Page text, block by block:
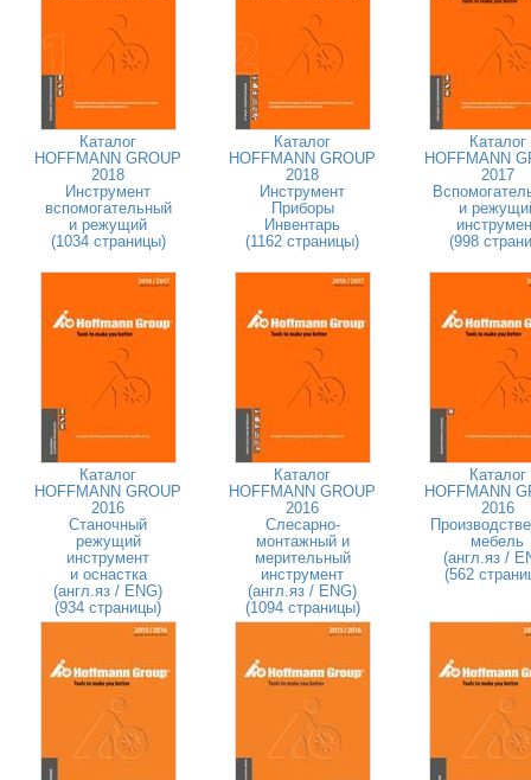
Каталог
HOFFMANN GROUP
2018
Инструмент
вспомогательный
и режущий
(1034 страницы)
Каталог
HOFFMANN GROUP
2018
Инструмент
Приборы
Инвентарь
(1162 страницы)
Каталог
HOFFMANN
2017
и
(998
Каталог
HOFFMANN GROUP
2016
Станочный
режущий
инструмент
и оснастка
(англ.яз / ENG)
(934 страницы)
Каталог
HOFFMANN GROUP
2016
Слесарно-
монтажный и
мерительный
инструмент
(англ.яз / ENG)
(1094 страницы)
Каталог
HOFFMANN
2016
мебель
(англ.яз /
(562